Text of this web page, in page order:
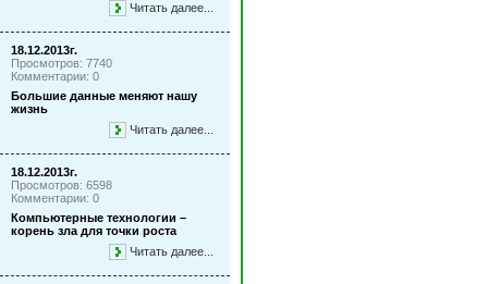
Читать далее...
18.12.2013г.
Просмотров: 7740
Комментарии: 0
Большие данные меняют нашу
жизнь
Читать далее...
18.12.2013г.
Просмотров: 6598
Комментарии: 0
Компьютерные технологии –
корень зла для точки роста
Читать далее...